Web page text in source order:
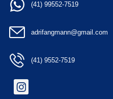
(41) 99552-7519
adrifangmann@gmail.com
(41) 9552-7519